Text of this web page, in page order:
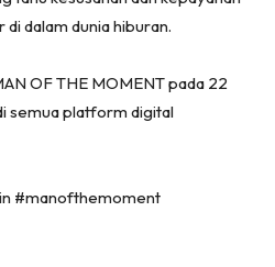
dalam dunia hiburan.
OF THE MOMENT pada 22
semua platform digital
#manofthemoment